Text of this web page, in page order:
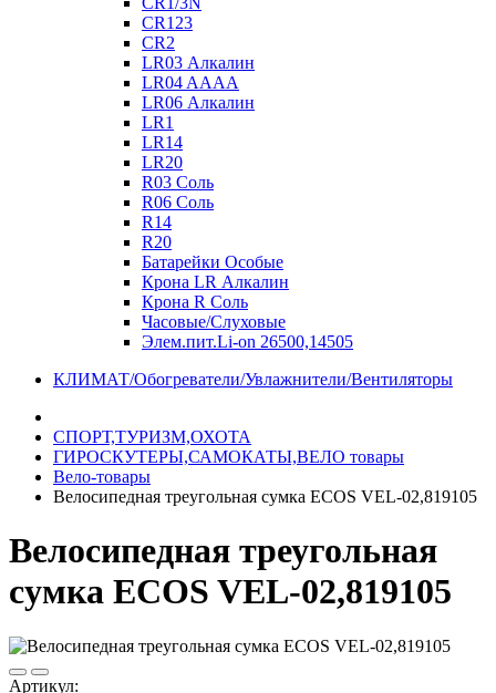
CR123
CR2
LR03 Алкалин
LR04 AAAA
LR06 Алкалин
LR1
LR14
LR20
R03 Соль
R06 Соль
R14
R20
Батарейки Особые
Крона LR Алкалин
Крона R Соль
Часовые/Слуховые
Элем.пит.Li-on 26500,14505
КЛИМАТ/Обогреватели/Увлажнители/Вентиляторы
СПОРТ,ТУРИЗМ,ОХОТА
ГИРОСКУТЕРЫ,САМОКАТЫ,ВЕЛО товары
Вело-товары
Велосипедная треугольная сумка ECOS VEL-02,819105
Велосипедная треугольная
сумка ECOS VEL-02,819105
Артикул: